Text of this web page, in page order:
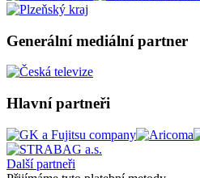
Generální mediální partner
Hlavní partneři
Další partneři